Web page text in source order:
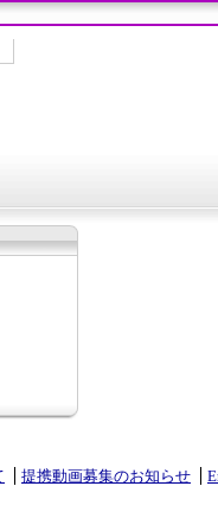
提携動画募集のお知らせ